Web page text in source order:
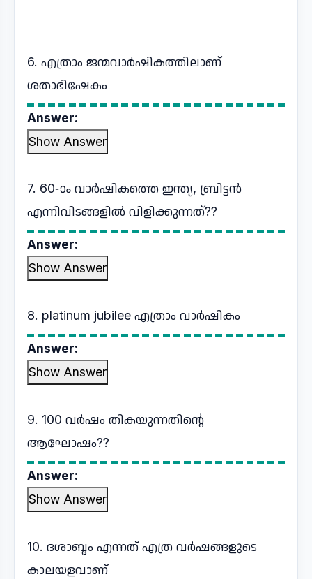
6. എത്രാം ജന്മവാർഷികത്തിലാണ്
ശതാഭിഷേകം
Answer:
Show Answer
7. 60-ാം വാർഷികത്തെ ഇന്ത്യ, ബ്രിട്ടൻ
എന്നിവിടങ്ങളിൽ വിളിക്കുന്നത്??
Answer:
Show Answer
8. platinum jubilee എത്രാം വാർഷികം
Answer:
Show Answer
9. 100 വർഷം തികയുന്നതിൻ്റെ
ആഘോഷം??
Answer:
Show Answer
10. ദശാബ്ദം എന്നത് എത്ര വർഷങ്ങളുടെ
കാലയളവാണ്